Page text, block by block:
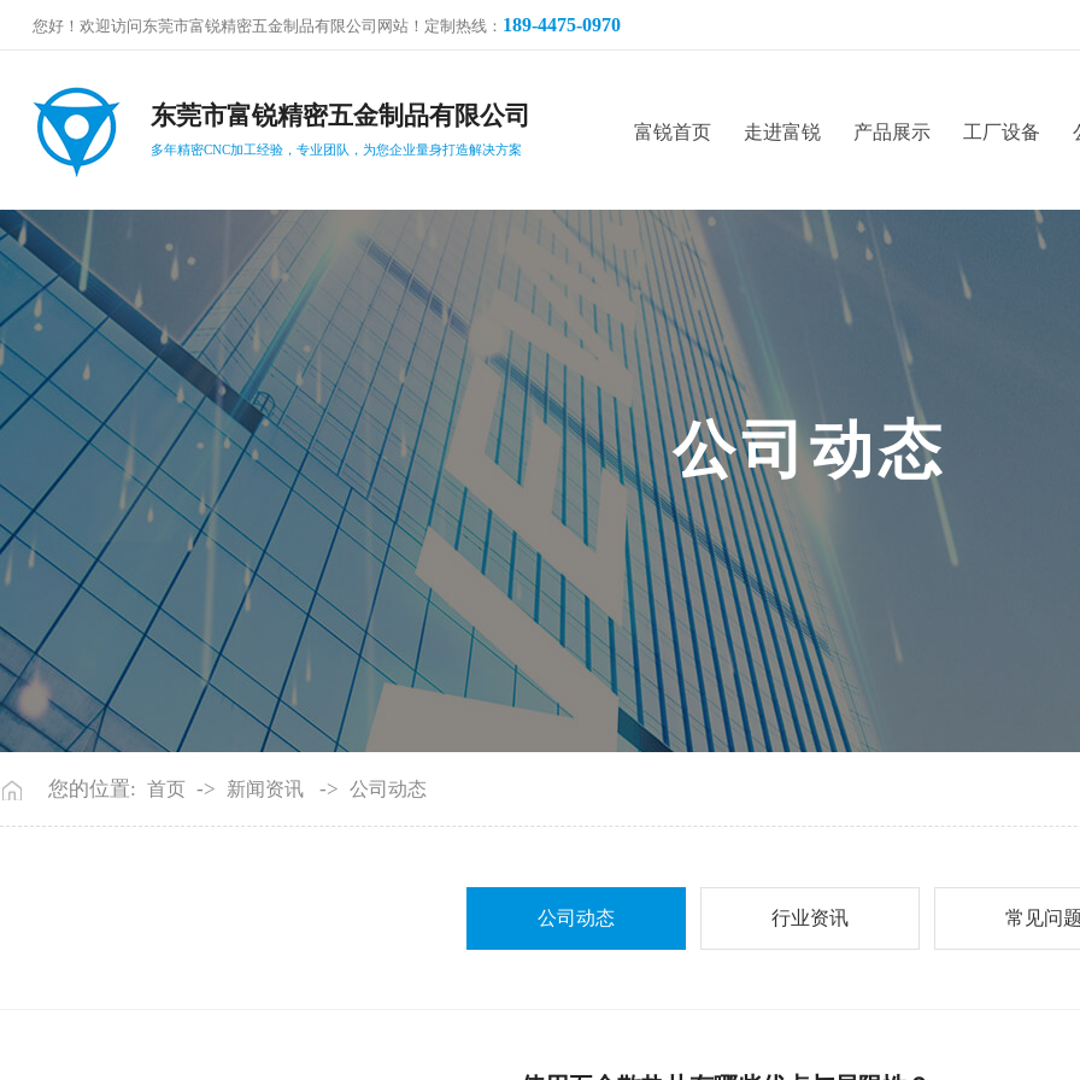
您好！欢迎访问东莞市富锐精密五金制品有限公司网站！定制热线： 189-4475-0970
东莞市富锐精密五金制品有限公司
多年精密CNC加工经验，专业团队，为您企业量身打造解决方案
富锐首页 走进富锐 产品展示 工厂设备
公司动态
您的位置: 首页 -> 新闻资讯 -> 公司动态
公司动态 行业资讯 常见问